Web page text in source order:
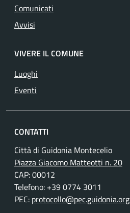
Comunicati
Avvisi
VIVERE IL COMUNE
Luoghi
Eventi
CONTATTI
Città di Guidonia Montecelio
Piazza Giacomo Matteotti n. 20
CAP: 00012
Telefono: +39 0774 3011
PEC: protocollo@pec.guidonia.org